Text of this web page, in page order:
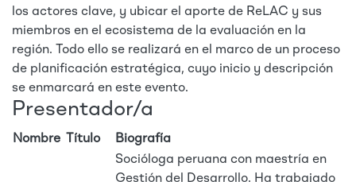
los actores clave, y ubicar el aporte de ReLAC y sus
miembros en el ecosistema de la evaluación en la
región. Todo ello se realizará en el marco de un proceso
de planificación estratégica, cuyo inicio y descripción
se enmarcará en este evento.
Presentador/a
Nombre Título Biografía
Socióloga peruana con maestría en
Gestión del Desarrollo. Ha trabajado